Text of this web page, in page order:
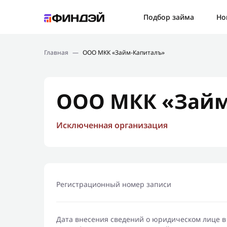
Подбор займа
Новости
Главная — ООО МКК «Займ-Капиталъ»
ООО МКК
Исключенная организация
Регистрационный номер записи
Дата внесения сведений о юридическом лице